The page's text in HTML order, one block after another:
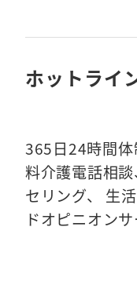
ホットライ
365日24時間
料介護電話相
セリング、 生
ドオピニオン